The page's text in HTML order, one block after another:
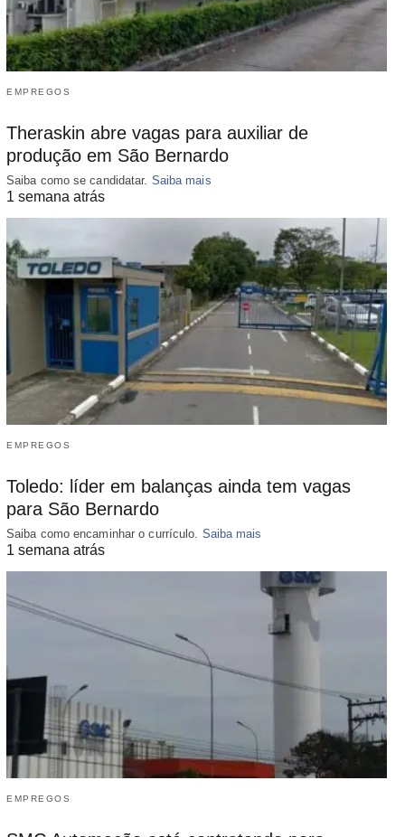
EMPREGOS
Theraskin abre vagas para auxiliar de
produção em São Bernardo
Saiba como se candidatar. Saiba mais
1 semana atrás
EMPREGOS
Toledo: líder em balanças ainda tem vagas
para São Bernardo
Saiba como encaminhar o currículo. Saiba mais
1 semana atrás
EMPREGOS